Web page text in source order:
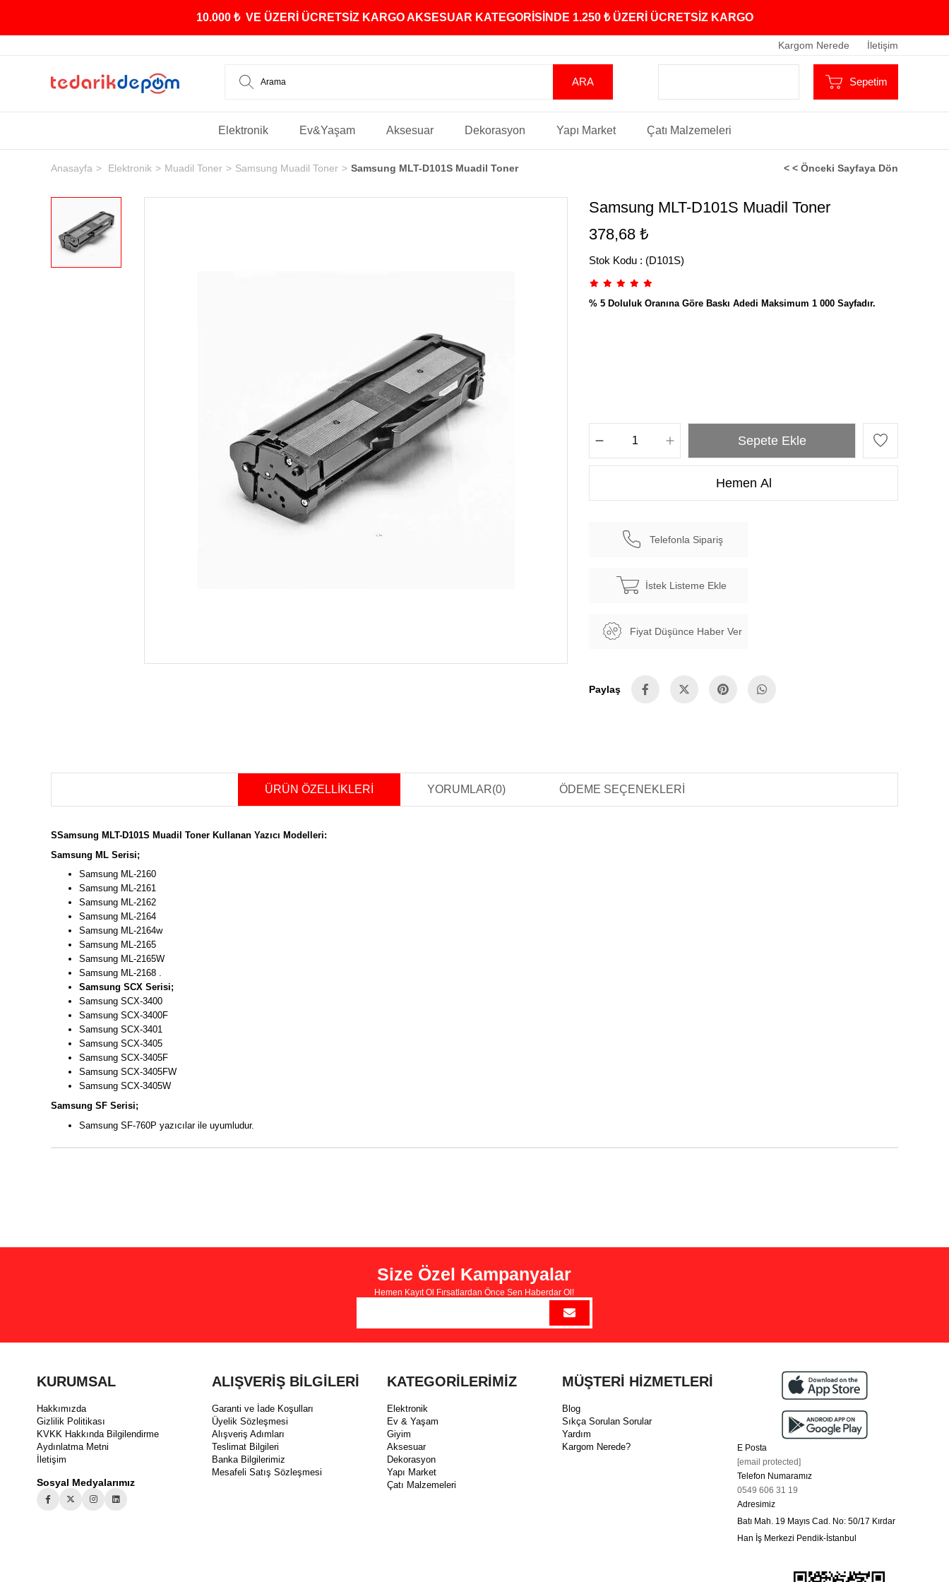
10.000 ₺ VE ÜZERİ ÜCRETSİZ KARGO AKSESUAR KATEGORİSİNDE 1.250 ₺ ÜZERİ ÜCRETSİZ KARGO
Kargom Nerede İletişim
Sepetim
Elektronik Ev&Yaşam Aksesuar Dekorasyon Yapı Market Çatı Malzemeleri
Anasayfa Elektronik Muadil Toner Samsung Muadil Toner Samsung MLT-D101S Muadil Toner < < Önceki Sayfaya Dön
Samsung MLT-D101S Muadil Toner
378,68 ₺
Stok Kodu (D101S)
% 5 Doluluk Oranına Göre Baskı Adedi Maksimum 1 000 Sayfadır.
Telefonla Sipariş
İstek Listeme Ekle
Fiyat Düşünce Haber Ver
Paylaş
ÜRÜN ÖZELLIKLERI YORUMLAR(0) ÖDEME SEÇENEKLERI
SSamsung MLT-D101S Muadil Toner Kullanan Yazıcı Modelleri:
Samsung ML Serisi;
Samsung ML-2160
Samsung ML-2161
Samsung ML-2162
Samsung ML-2164
Samsung ML-2164w
Samsung ML-2165
Samsung ML-2165W
Samsung ML-2168 .
Samsung SCX Serisi;
Samsung SCX-3400
Samsung SCX-3400F
Samsung SCX-3401
Samsung SCX-3405
Samsung SCX-3405F
Samsung SCX-3405FW
Samsung SCX-3405W
Samsung SF Serisi;
Samsung SF-760P yazıcılar ile uyumludur.
Size Özel Kampanyalar
Hemen Kayıt Ol Fırsatlardan Önce Sen Haberdar Ol!
KURUMSAL
Hakkımızda
Gizlilik Politikası
KVKK Hakkında Bilgilendirme
Aydınlatma Metni
İletişim
Sosyal Medyalarımız
ALIŞVERİŞ BİLGİLERİ
Garanti ve İade Koşulları
Üyelik Sözleşmesi
Alışveriş Adımları
Teslimat Bilgileri
Banka Bilgilerimiz
Mesafeli Satış Sözleşmesi
KATEGORİLERİMİZ
Elektronik
Ev & Yaşam
Giyim
Aksesuar
Dekorasyon
Yapı Market
Çatı Malzemeleri
MÜŞTERİ HİZMETLERİ
Blog
Sıkça Sorulan Sorular
Yardım
Kargom Nerede?
E Posta
[email protected]
Telefon Numaramız
0549 606 31 19
Adresimiz
Batı Mah. 19 Mayıs Cad. No: 50/17 Kırdar
Han İş Merkezi Pendik-İstanbul